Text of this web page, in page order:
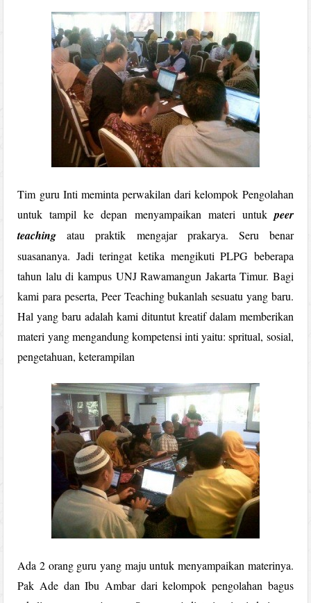
Tim guru Inti meminta perwakilan dari kelompok Pengolahan
untuk tampil ke depan menyampaikan materi untuk peer
teaching atau praktik mengajar prakarya. Seru benar
suasananya. Jadi teringat ketika mengikuti PLPG beberapa
tahun lalu di kampus UNJ Rawamangun Jakarta Timur. Bagi
kami para peserta, Peer Teaching bukanlah sesuatu yang baru.
Hal yang baru adalah kami dituntut kreatif dalam memberikan
materi yang mengandung kompetensi inti yaitu: spritual, sosial,
pengetahuan, keterampilan
Ada 2 orang guru yang maju untuk menyampaikan materinya.
Pak Ade dan Ibu Ambar dari kelompok pengolahan bagus